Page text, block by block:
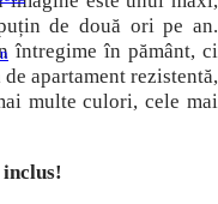
de două ori pe an.
întregime în pământ, ci
apartament rezistentă,
multe culori, cele mai
inclus!